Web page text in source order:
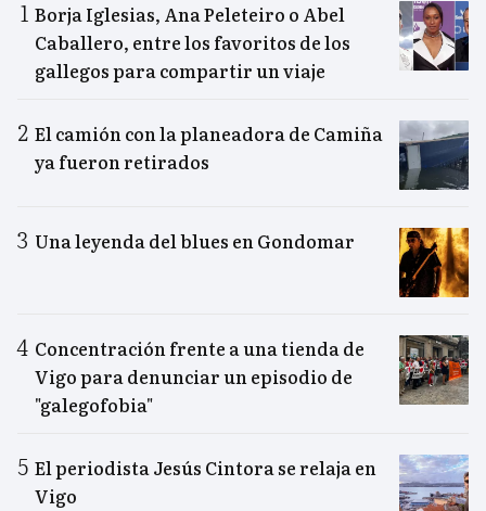
Borja Iglesias, Ana Peleteiro o Abel
Caballero, entre los favoritos de los
gallegos para compartir un viaje
El camión con la planeadora de Camiña
ya fueron retirados
Una leyenda del blues en Gondomar
Concentración frente a una tienda de
Vigo para denunciar un episodio de
"galegofobia"
El periodista Jesús Cintora se relaja en
Vigo